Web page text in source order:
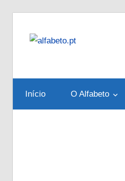
o
Alfabeto
Português
Início O Alfabeto